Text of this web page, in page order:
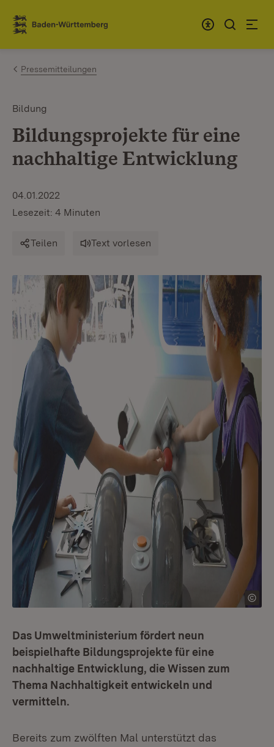
Zum Inhalt springen
Link zur Startseite
Pressemitteilungen
Bildung
Bildungsprojekte für eine
nachhaltige Entwicklung
04.01.2022
Lesezeit: 4 Minuten
Teilen Text vorlesen
Das Umweltministerium fördert neun
beispielhafte Bildungsprojekte für eine
nachhaltige Entwicklung, die Wissen zum
Thema Nachhaltigkeit entwickeln und
vermitteln.
Bereits zum zwölften Mal unterstützt das